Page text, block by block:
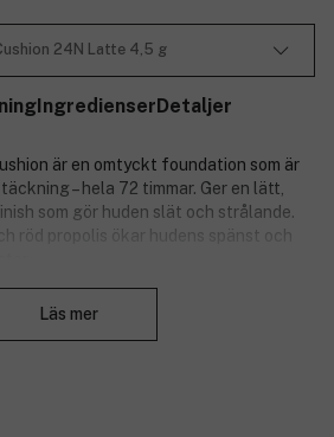
24N Latte 4,5 g
IngredienserDetaljer
är en omtyckt foundation som är
– hela 72 timmar. Ger en lätt,
som gör huden slät och strålande.
röd propolis ökar hudens spänst och
Håller sig felfri utan att blekna eller bli
Läs mer